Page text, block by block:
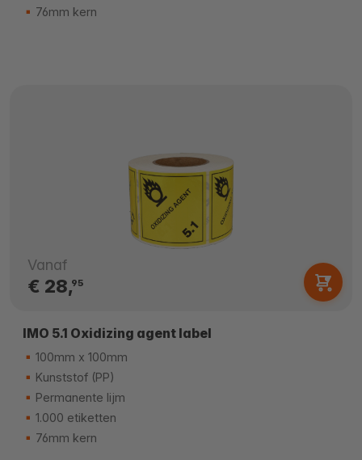
76mm kern
Vanaf
€ 28,95
IMO 5.1 Oxidizing agent label
100mm x 100mm
Kunststof (PP)
Permanente lijm
1.000 etiketten
76mm kern